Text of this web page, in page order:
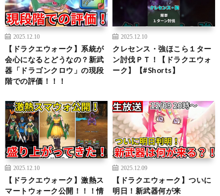
2025.12.10
【ドラクエウォーク】系統が
会心になるとどうなの？新武
器「ドラゴンクロウ」の現段
階での評価！！！
2025.12.10
クレセンス・強ほこら１ター
ン討伐ＰＴ！【ドラクエウォ
ーク】【#Shorts】
2025.12.10
【ドラクエウォーク】激熱ス
マートウォーク公開！！！情
2025.12.09
【ドラクエウォーク】ついに
明日！新武器何が来